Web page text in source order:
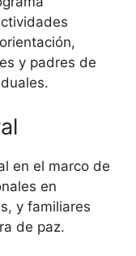
y padres de
en el marco de
en
y familiares
de paz.